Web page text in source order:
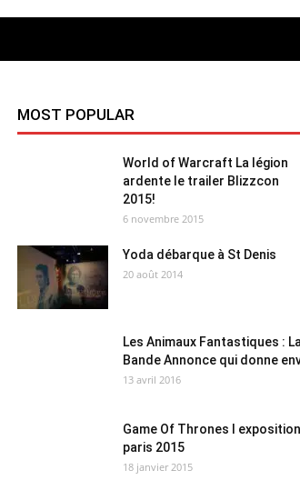
MOST POPULAR
World of Warcraft La légion
ardente le trailer Blizzcon
2015!
6 novembre 2015
Yoda débarque à St Denis
20 août 2014
Les Animaux Fantastiques : La
Bande Annonce qui donne
13 avril 2016
Game Of Thrones l exposition
paris 2015
18 janvier 2015